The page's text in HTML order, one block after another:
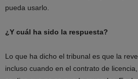
pueda usarlo.
¿Y cuál ha sido la respuesta?
Lo que ha dicho el tribunal es que la
incluso cuando en el contrato de